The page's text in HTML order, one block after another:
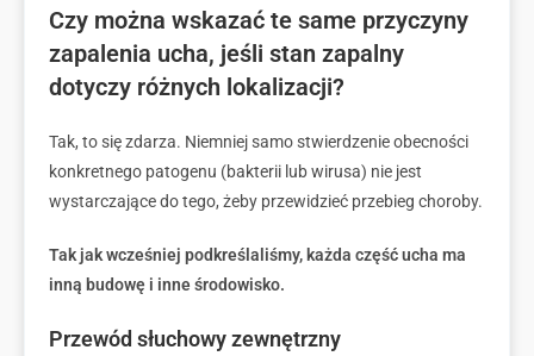
Czy można wskazać te same przyczyny
zapalenia ucha, jeśli stan zapalny
dotyczy różnych lokalizacji?
Tak, to się zdarza. Niemniej samo stwierdzenie obecności
konkretnego patogenu (bakterii lub wirusa) nie jest
wystarczające do tego, żeby przewidzieć przebieg choroby.
Tak jak wcześniej podkreślaliśmy, każda część ucha ma
inną budowę i inne środowisko.
Przewód słuchowy zewnętrzny